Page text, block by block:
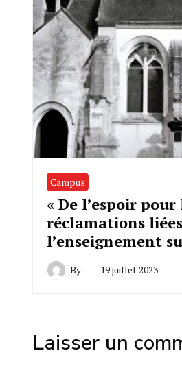
Campus
« De l’espoir pour
réclamations
l’enseignement
By 19 juillet 2023
Laisser un